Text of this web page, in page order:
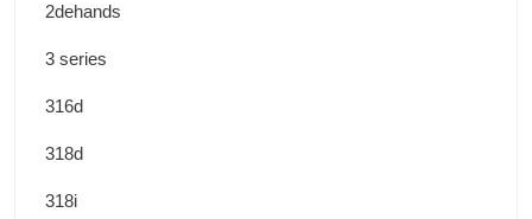
2dehands
3 series
316d
318d
318i